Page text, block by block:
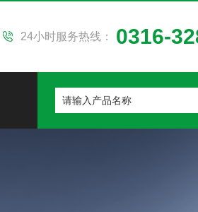
24小时服务热线： 0316-